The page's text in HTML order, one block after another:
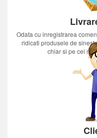
Odata cu inregistrarea
ridicati produsele de
chiar si pe cei